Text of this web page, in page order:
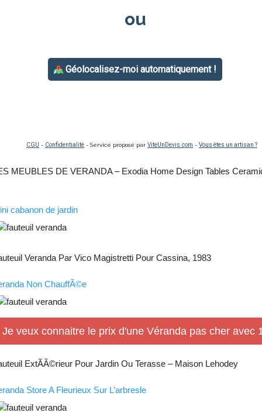
MEUBLES DE VERANDA – Exodia Home Design Tables
cabanon de jardin
Veranda Par Vico Magistretti Pour Cassina, 1983
Non ChauffÃ©e
Je veux connaitre le prix d'une Véranda pas cher avec
ExtÃÂ©rieur Pour Jardin Ou Terasse – Maison Lehodey
Store A Fleurieux Sur L’arbresle